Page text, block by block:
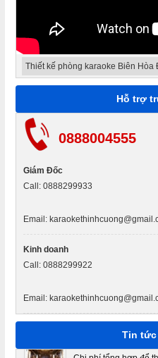
Hỗ trợ
0888004555
Giám Đốc
Call: 0888299933
Email:
Kinh doanh
Call: 0888299922
Email:
Tin
Kinh Nghiệm vàng
Thiết kế phòng
Thiết kế thi công
Thi công thiết kế
Phòng hát karaoke
đáo